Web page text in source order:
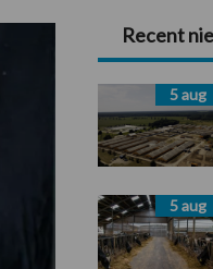
Primaire
Sidebar
Recent
5 aug
5 aug